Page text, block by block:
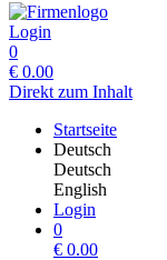
Login
0
€ 0.00
Direkt zum Inhalt
Startseite
Deutsch
Deutsch
English
Login
0
€ 0.00